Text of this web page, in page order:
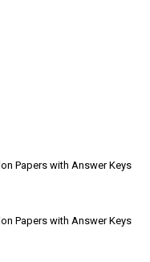
Papers with Answer Keys
Papers with Answer Keys